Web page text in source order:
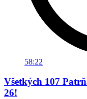
58:22
Všetkých 107
26!